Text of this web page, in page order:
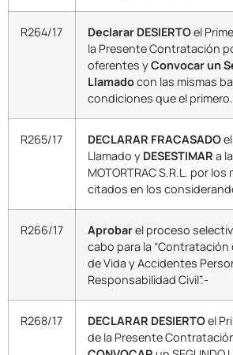
R264/17 Declarar DESIERTOel
la Presente Contratación
oferentes yConvocar un
Llamadocon las mismas
condiciones que el
R265/17 DECLARAR FRACASADO
Llamado y DESESTIMAR a
MOTORTRAC S.R.L. por los
citados en los
R266/17 Aprobarel proceso
cabo para la “Contratación
de Vida y Accidentes
Responsabilidad Civil”.-
R268/17 DECLARAR DESIERTOel
de la Presente